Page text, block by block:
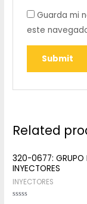
Guarda mi
este
Related
320-0677: GRUPO
INYECTORES
INYECTORES